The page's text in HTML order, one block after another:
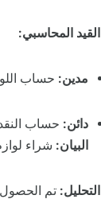
القيد المحاسبي:
مدين: حساب اللوازم
دائن: حساب النقدية 1,000
البيان: شراء
التحليل: تم الحصول